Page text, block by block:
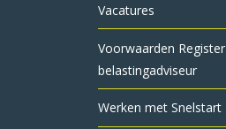
Vacatures
Voorwaarden Register
belastingadviseur
Werken met Snelstart